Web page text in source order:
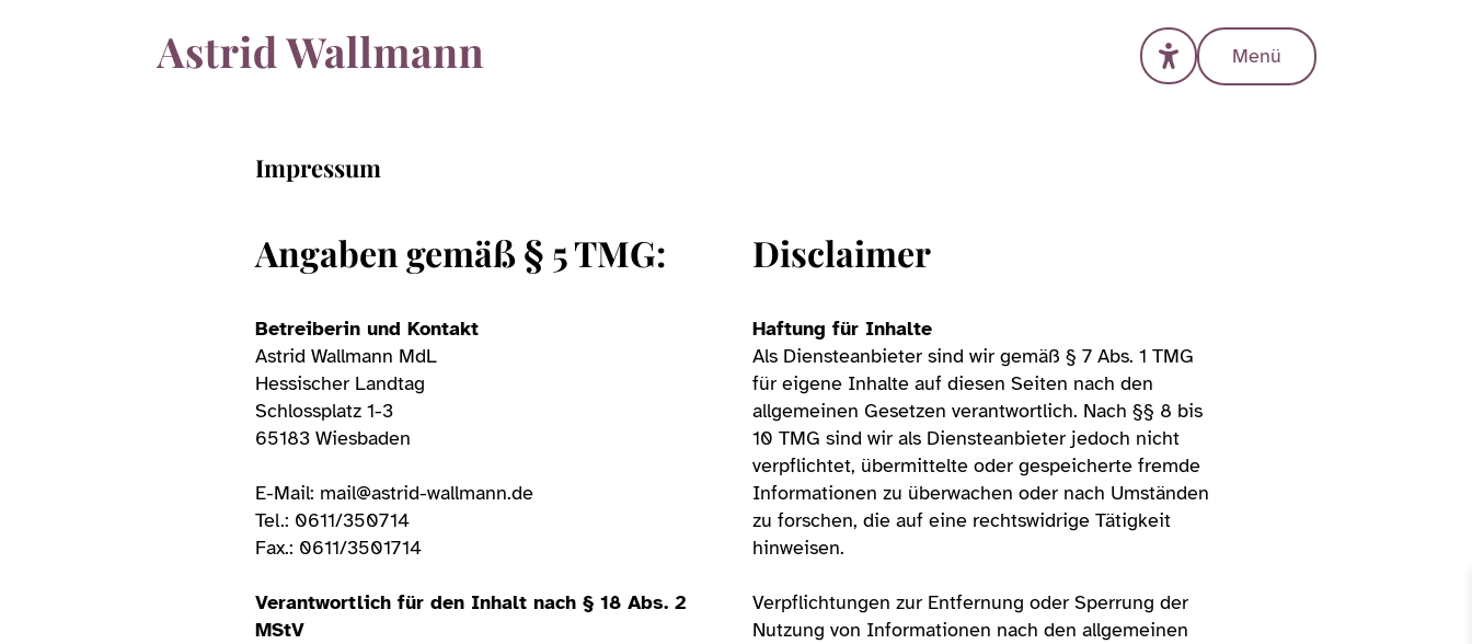
Menü
Impressum
Angaben gemäß § 5 TMG:
Betreiberin und Kontakt
Astrid Wallmann MdL
Hessischer Landtag
Schlossplatz 1-3
65183 Wiesbaden
E-Mail: mail@astrid-wallmann.de
Tel.: 0611/350714
Fax.: 0611/3501714
Verantwortlich für den Inhalt nach § 18 Abs. 2
MStV
Disclaimer
Haftung für Inhalte
Als Diensteanbieter sind wir gemäß § 7 Abs. 1 TMG
für eigene Inhalte auf diesen Seiten nach den
allgemeinen Gesetzen verantwortlich. Nach §§ 8 bis
10 TMG sind wir als Diensteanbieter jedoch nicht
verpflichtet, übermittelte oder gespeicherte fremde
Informationen zu überwachen oder nach Umständen
zu forschen, die auf eine rechtswidrige Tätigkeit
hinweisen.
Verpflichtungen zur Entfernung oder Sperrung der
Nutzung von Informationen nach den allgemeinen